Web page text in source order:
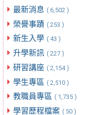
最新消息 ( 6,502 )
榮譽事蹟 ( 253 )
新生入學 ( 43 )
升學新訊 ( 227 )
研習講座 ( 2,154 )
學生專區 ( 2,510 )
教職員專區 ( 1,735 )
學習歷程檔案 ( 50 )